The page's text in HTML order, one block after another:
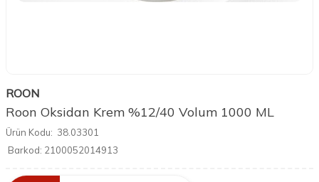
ROON
Roon Oksidan Krem %12/40 Volum 1000 ML
Ürün Kodu: 38.03301
Barkod: 2100052014913